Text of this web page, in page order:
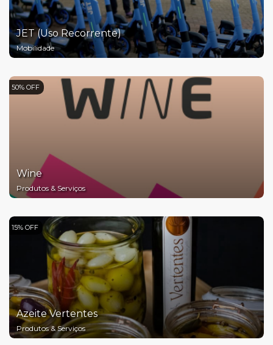
JET (Uso Recorrente)
Mobilidade
50% OFF
Wine
Produtos & Serviços
15% OFF
Azeite Vertentes
Produtos & Serviços